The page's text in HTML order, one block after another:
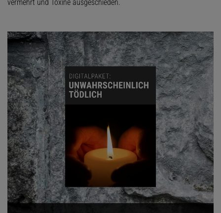
vermehrt und Toxine ausgeschieden.